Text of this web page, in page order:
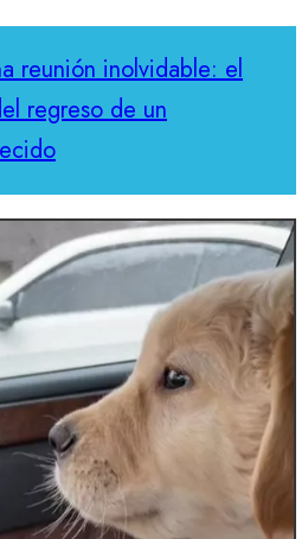
reunión inolvidable: el
regreso de un